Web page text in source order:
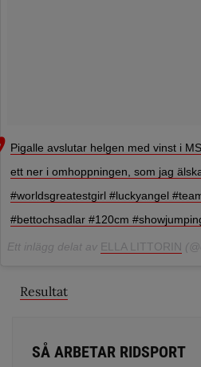
Pigalle avslutar helgen med vinst i
ett ner i omhoppningen, som jag
#worldsgreatestgirl #luckyangel
#bettochsadlar #120cm
Ett inlägg delat av ELLA LITTORIN
Resultat
SÅ ARBETAR RIDSPORT